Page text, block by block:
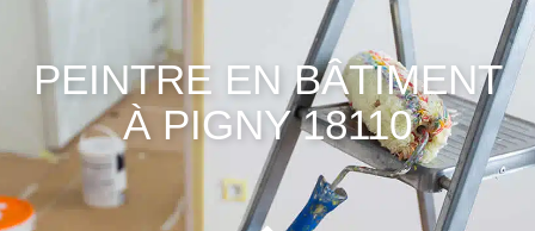
PEINTRE EN BÂTIMENT
À PIGNY 18110